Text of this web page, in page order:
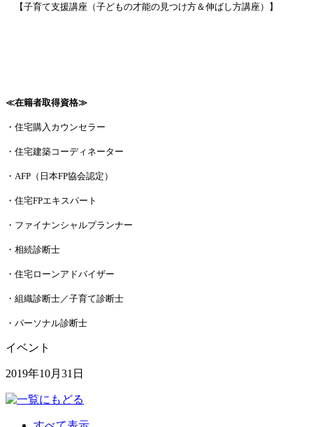
【子育て支援講座（子どもの才能の見つけ方＆伸ばし方講座）】
≪在籍者取得資格≫
・住宅購入カウンセラー
・住宅建築コーディネーター
・AFP（日本FP協会認定）
・住宅FPエキスパート
・ファイナンシャルプランナー
・相続診断士
・住宅ローンアドバイザー
・組織診断士／子育て診断士
・パーソナル診断士
イベント
2019年10月31日